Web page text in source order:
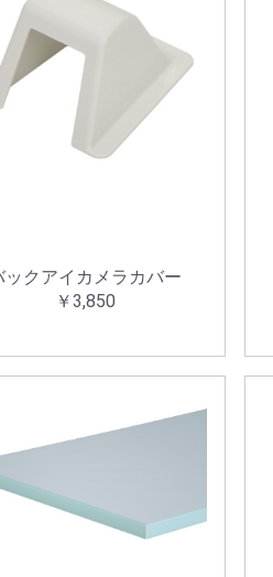
ックアイカメラカバー
￥3,850